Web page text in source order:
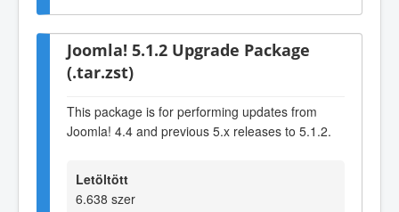
Joomla! 5.1.2 Upgrade Package
(.tar.zst)
This package is for performing updates from
Joomla! 4.4 and previous 5.x releases to 5.1.2.
Letöltött
6.638 szer